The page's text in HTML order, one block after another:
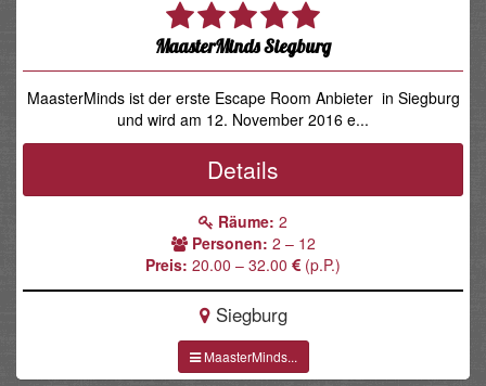
MaasterMinds Siegburg
MaasterMinds ist der erste Escape Room Anbieter in Siegburg
und wird am 12. November 2016 e...
Details
Räume: 2
Personen: 2 – 12
Preis: 20.00 – 32.00 (p.P.)
Siegburg
MaasterMinds...